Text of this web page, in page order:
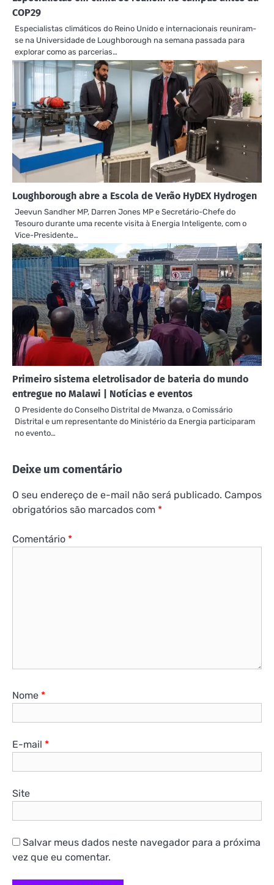
COP29
Especialistas climáticos do Reino Unido e internacionais reuniram-
se na Universidade de Loughborough na semana passada para
explorar como as parcerias…
Loughborough abre a Escola de Verão HyDEX Hydrogen
Jeevun Sandher MP, Darren Jones MP e Secretário-Chefe do
Tesouro durante uma recente visita à Energia Inteligente, com o
Vice-Presidente…
Primeiro sistema eletrolisador de bateria do mundo
entregue no Malawi | Notícias e eventos
O Presidente do Conselho Distrital de Mwanza, o Comissário
Distrital e um representante do Ministério da Energia participaram
no evento…
Deixe um comentário
O seu endereço de e-mail não será publicado. Campos
obrigatórios são marcados com *
Comentário *
Nome *
E-mail *
Site
Salvar meus dados neste navegador para a próxima
vez que eu comentar.